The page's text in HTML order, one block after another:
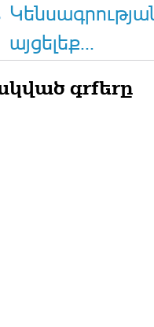
այցելեք...
գրքերը